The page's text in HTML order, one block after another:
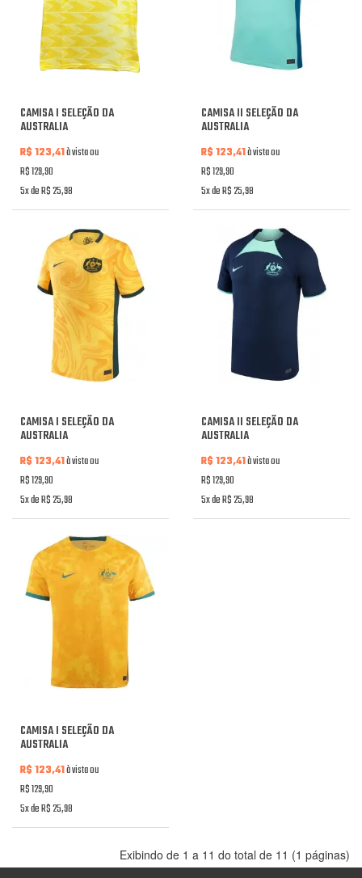
CAMISA I SELEÇÃO DA
AUSTRALIA
R$ 123,41à vista ou
R$ 129,90
5x de R$ 25,98
CAMISA II SELEÇÃO DA
AUSTRALIA
R$ 123,41à vista ou
R$ 129,90
5x de R$ 25,98
CAMISA I SELEÇÃO DA
AUSTRALIA
R$ 123,41à vista ou
R$ 129,90
5x de R$ 25,98
CAMISA II SELEÇÃO DA
AUSTRALIA
R$ 123,41à vista ou
R$ 129,90
5x de R$ 25,98
CAMISA I SELEÇÃO DA
AUSTRALIA
R$ 123,41à vista ou
R$ 129,90
5x de R$ 25,98
Exibindo de 1 a 11 do total de 11 (1 páginas)